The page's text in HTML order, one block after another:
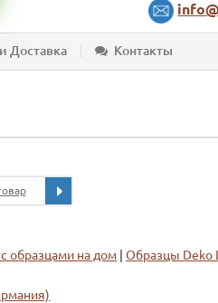
Доставка Контакты
образцами на дом |Образцы Deko